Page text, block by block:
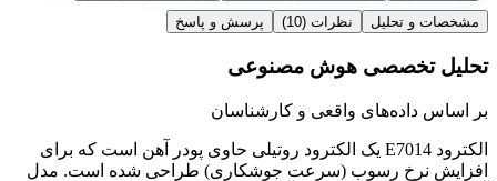
مشخصات و تحلیل
نظرات (10) پرسش و پاسخ
تحلیل تخصصی هوش مصنوعی
بر اساس داده‌های واقعی و کارشناسان
الکترود E7014 یک الکترود روتیلی حاوی پودر آهن است که برای
افزایش نرخ رسوب (سرعت جوشکاری) طراحی شده است. مدل